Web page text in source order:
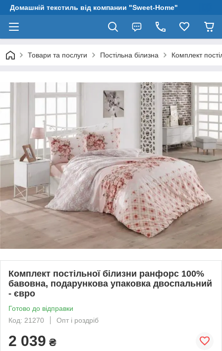
Домашній текстиль від компании "Sweet-Home"
Товари та послуги Постільна білизна Комплект
Комплект постільної білизни ранфорс 100%
бавовна, подарункова упаковка двоспальний
- євро
Готово до відправки
Код: 21270
Опт і роздріб
2 039 ₴